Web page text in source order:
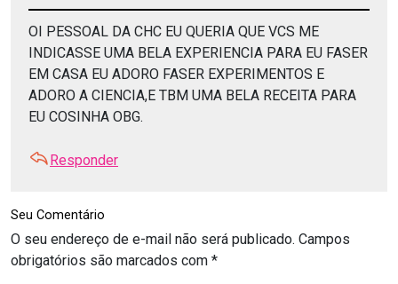
OI PESSOAL DA CHC EU QUERIA QUE VCS ME
INDICASSE UMA BELA EXPERIENCIA PARA EU FASER
EM CASA EU ADORO FASER EXPERIMENTOS E
ADORO A CIENCIA,E TBM UMA BELA RECEITA PARA
EU COSINHA OBG.
Responder
Seu Comentário
O seu endereço de e-mail não será publicado. Campos
obrigatórios são marcados com *